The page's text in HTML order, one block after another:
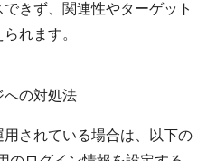
きず、関連性やターゲット
れます。
への対処法
されている場合は、以下の